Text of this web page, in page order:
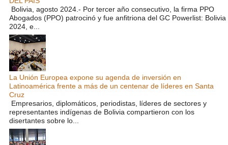
Bolivia, agosto 2024.- Por tercer año consecutivo, la firma PPO
Abogados (PPO) patrocinó y fue anfitriona del GC Powerlist: Bolivia
2024, e...
La Unión Europea expone su agenda de inversión en
Latinoamérica frente a más de un centenar de líderes en Santa
Cruz
Empresarios, diplomáticos, periodistas, líderes de sectores y
representantes indígenas de Bolivia compartieron con los
disertantes sobre lo...